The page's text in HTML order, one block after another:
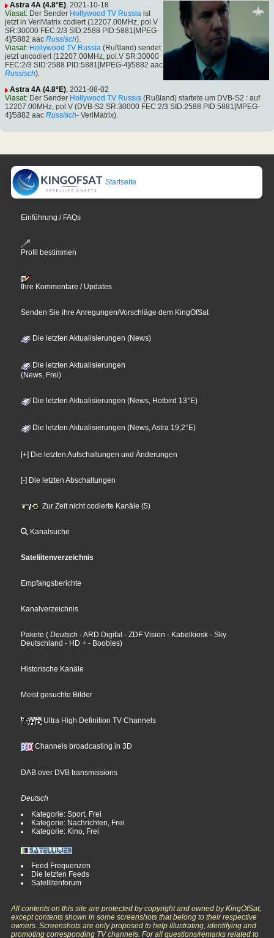
Astra 4A (4.8°E), 2021-10-18
Viasat: Der Sender Hollywood TV Russia ist
jetzt in VeriMatrix codiert (12207.00MHz, pol.V
SR:30000 FEC:2/3 SID:2588 PID:5881[MPEG-
4]/5882 aac Russisch).
Viasat: Hollywood TV Russia (Rußland) sendet
jetzt uncodiert (12207.00MHz, pol.V SR:30000
FEC:2/3 SID:2588 PID:5881[MPEG-4]/5882 aac
Russisch).
Astra 4A (4.8°E), 2021-08-02
Viasat: Der Sender Hollywood TV Russia (Rußland) startete um DVB-S2 : auf
12207.00MHz, pol.V (DVB-S2 SR:30000 FEC:2/3 SID:2588 PID:5881[MPEG-
4]/5882 aac Russisch- VeriMatrix).
Startseite
Einführung / FAQs
Profil bestimmen
Ihre Kommentare / Updates
Senden Sie ihre Anregungen/Vorschläge dem KingOfSat
Die letzten Aktualisierungen (News)
Die letzten Aktualisierungen
(News, Frei)
Die letzten Aktualisierungen (News, Hotbird 13°E)
Die letzten Aktualisierungen (News, Astra 19,2°E)
[+] Die letzten Aufschaltungen und Änderungen
[-] Die letzten Abschaltungen
Zur Zeit nicht codierte Kanäle (5)
Kanalsuche
Sateliitenverzeichnis
Empfangsberichte
Kanalverzeichnis
Pakete ( Deutsch - ARD Digital - ZDF Vision - Kabelkiosk - Sky
Deutschland - HD + - Boobles)
Historische Kanäle
Meist gesuchte Bilder
Ultra High Definition TV Channels
Channels broadcasting in 3D
DAB over DVB transmissions
Deutsch
Kategorie: Sport, Frei
Kategorie: Nachrichten, Frei
Kategorie: Kino, Frei
Feed Frequenzen
Die letzten Feeds
Satellitenforum
All contents on this site are protected by copyright and owned by KingOfSat,
except contents shown in some screenshots that belong to their respective
owners. Screenshots are only proposed to help illustrating, identifying and
promoting corresponding TV channels. For all questions/remarks related to